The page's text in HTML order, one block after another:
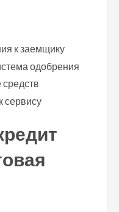
к заемщику
одобрения
сервису